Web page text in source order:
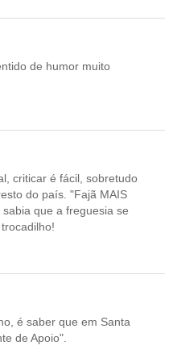
de humor muito
criticar é fácil, sobretudo
do país. "Fajã MAIS
que a freguesia se
é saber que em Santa
de Apoio".